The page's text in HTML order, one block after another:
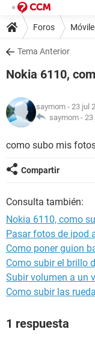
Foros
Tema Anterior
Nokia 6110,
saymom - 23 jul
saymom - 23
como subo mis
Compartir
Consulta también:
Nokia 6110, como
Pasar fotos de ipod
Como poner guion
Como subir el brillo
Subir volumen a un
Como subir las
1 respuesta